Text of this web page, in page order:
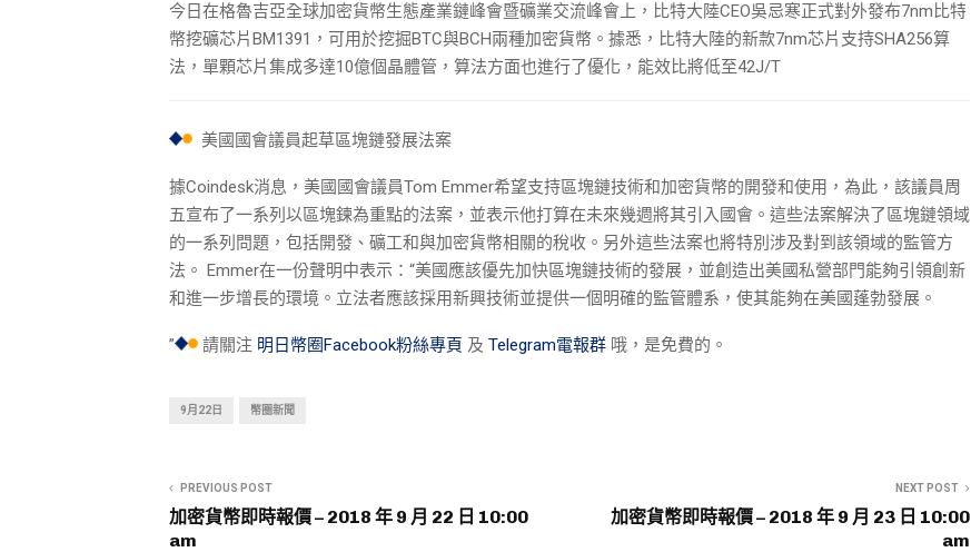
今日在格魯吉亞全球加密貨幣生態產業鏈峰會暨礦業交流峰會上，比特大陸CEO吳忌寒正式對外發布7nm比特
幣挖礦芯片BM1391，可用於挖掘BTC與BCH兩種加密貨幣。據悉，比特大陸的新款7nm芯片支持SHA256算
法，單顆芯片集成多達10億個晶體管，算法方面也進行了優化，能效比將低至42J/T
美國國會議員起草區塊鏈發展法案
據Coindesk消息，美國國會議員Tom Emmer希望支持區塊鏈技術和加密貨幣的開發和使用，為此，該議員周
五宣布了一系列以區塊鍊為重點的法案，並表示他打算在未來幾週將其引入國會。這些法案解決了區塊鏈領域
的一系列問題，包括開發、礦工和與加密貨幣相關的稅收。另外這些法案也將特別涉及對到該領域的監管方
法。 Emmer在一份聲明中表示：“美國應該優先加快區塊鏈技術的發展，並創造出美國私營部門能夠引領創新
和進一步增長的環境。立法者應該採用新興技術並提供一個明確的監管體系，使其能夠在美國蓬勃發展。
” 請關注 明日幣圈Facebook粉絲專頁 及 Telegram電報群 哦，是免費的。
9月22日 幣圈新聞
PREVIOUS POST
加密貨幣即時報價 – 2018 年 9 月 22 日 10:00
am
NEXT POST
加密貨幣即時報價 – 2018 年 9 月 23 日 10:00
am